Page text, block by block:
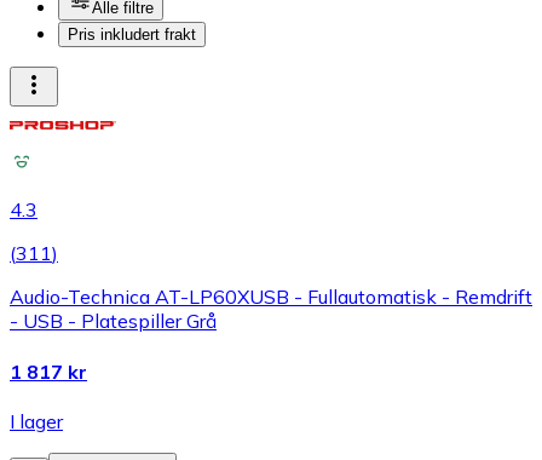
Alle filtre
Pris inkludert frakt
4.3
(311)
Audio-Technica AT-LP60XUSB - Fullautomatisk - Remdrift
- USB - Platespiller Grå
1 817 kr
I lager